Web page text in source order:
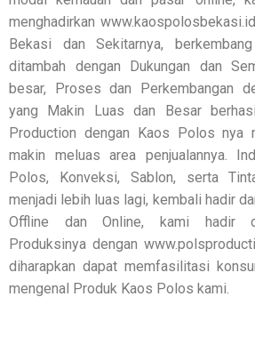
menghadirkan
Bekasi dan Sekitarnya,
ditambah dengan Dukungan dan
besar, Proses dan Perkembangan
yang Makin Luas dan Besar
Production dengan Kaos Polos nya
makin meluas area penjualannya.
Polos, Konveksi, Sablon, serta
menjadi lebih luas lagi, kembali hadir
Offline dan Online, kami hadir
Produksinya dengan
diharapkan dapat memfasilitasi
mengenal Produk Kaos Polos kami.